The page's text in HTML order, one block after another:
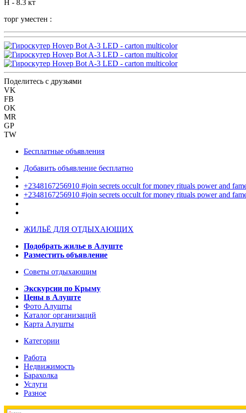
H - 8.3 кт
торг уместен :
Поделитесь с друзьями
VK
FB
OK
MR
GP
TW
Бесплатные объявления
Добавить объявление бесплатно
+2348167256910 #join secrets occult for money rituals power and
+2348167256910 #join secrets occult for money rituals power and
ЖИЛЬЁ ДЛЯ ОТДЫХАЮЩИХ
Подобрать жилье в Алуште
Разместить объявление
Советы отдыхающим
Экскурсии по Крыму
Цены в Алуште
Фото Алушты
Каталог организаций
Карта Алушты
Категории
Работа
Недвижимость
Барахолка
Услуги
Разное